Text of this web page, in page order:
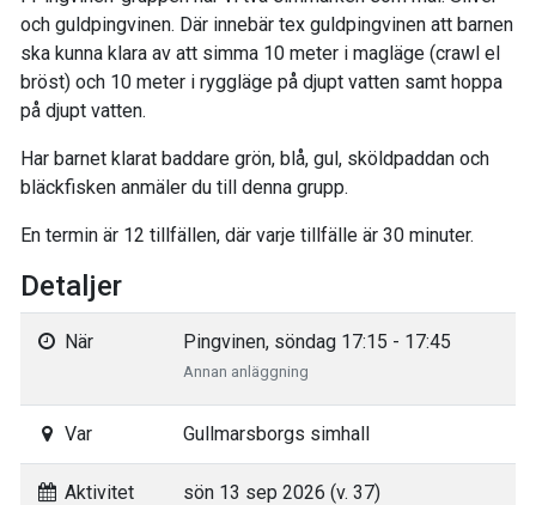
och guldpingvinen. Där innebär tex guldpingvinen att barnen
ska kunna klara av att simma 10 meter i magläge (crawl el
bröst) och 10 meter i ryggläge på djupt vatten samt hoppa
på djupt vatten.
Har barnet klarat baddare grön, blå, gul, sköldpaddan och
bläckfisken anmäler du till denna grupp.
En termin är 12 tillfällen, där varje tillfälle är 30 minuter.
Detaljer
När Pingvinen, söndag 17:15 - 17:45
Annan anläggning
Var Gullmarsborgs simhall
Aktivitet
sön 13 sep 2026 (v. 37)